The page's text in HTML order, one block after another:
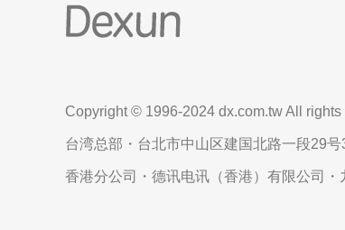
Copyright © 1996-2024 dx.com.tw All rights
台湾总部・台北市中山区建国北路一段29号
香港分公司・德讯电讯（香港）有限公司